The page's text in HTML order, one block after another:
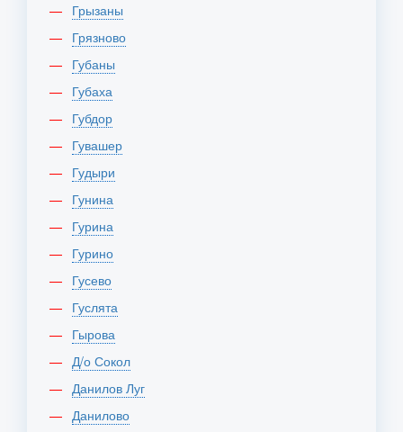
Грызаны
Грязново
Губаны
Губаха
Губдор
Гувашер
Гудыри
Гунина
Гурина
Гурино
Гусево
Гуслята
Гырова
Д/о Сокол
Данилов Луг
Данилово